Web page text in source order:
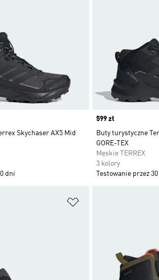
Skychaser AX5 Mid
dni
Price
599 zł
Buty turystyczne
GORE-TEX
Męskie TERREX
3 kolory
Testowanie przez